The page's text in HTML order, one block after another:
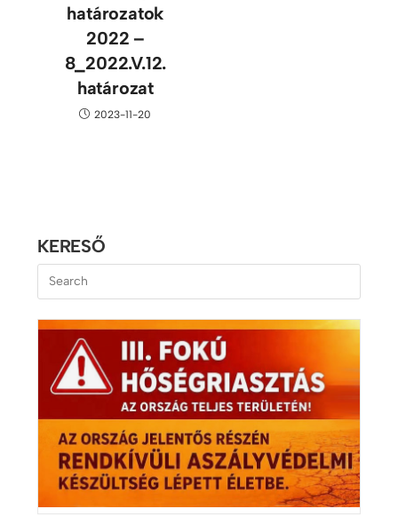
határozatok
2022 –
8_2022.V.12.
határozat
2023-11-20
KERESŐ